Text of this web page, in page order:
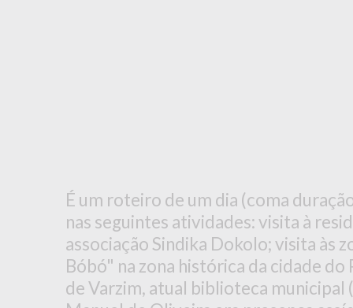
É um roteiro de um dia (coma
nas seguintes atividades: visita à
associação Sindika Dokolo; visita às
Bóbó" na zona histórica da cidade
de Varzim, atual biblioteca